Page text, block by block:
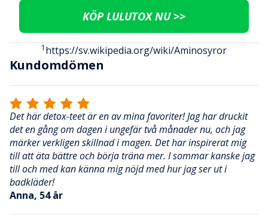
KÖP LULUTOX NU >>
1 https://sv.wikipedia.org/wiki/Aminosyror
Kundomdömen
Det här detox-teet är en av mina favoriter! Jag har druckit
det en gång om dagen i ungefär två månader nu, och jag
märker verkligen skillnad i magen. Det har inspirerat mig
till att äta bättre och börja träna mer. I sommar kanske jag
till och med kan känna mig nöjd med hur jag ser ut i
badkläder!
Anna, 54 år